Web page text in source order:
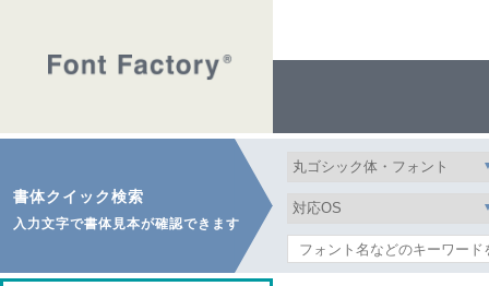
書体クイック検索
入力文字で書体見本が確認できます